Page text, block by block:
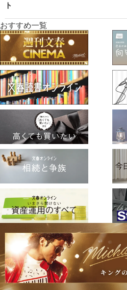
ト
おすすめ一覧